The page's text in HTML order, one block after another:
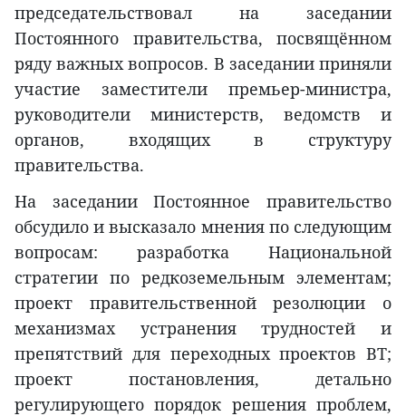
председательствовал на заседании
Постоянного правительства, посвящённом
ряду важных вопросов. В заседании приняли
участие заместители премьер-министра,
руководители министерств, ведомств и
органов, входящих в структуру
правительства.
На заседании Постоянное правительство
обсудило и высказало мнения по следующим
вопросам: разработка Национальной
стратегии по редкоземельным элементам;
проект правительственной резолюции о
механизмах устранения трудностей и
препятствий для переходных проектов BT;
проект постановления, детально
регулирующего порядок решения проблем,